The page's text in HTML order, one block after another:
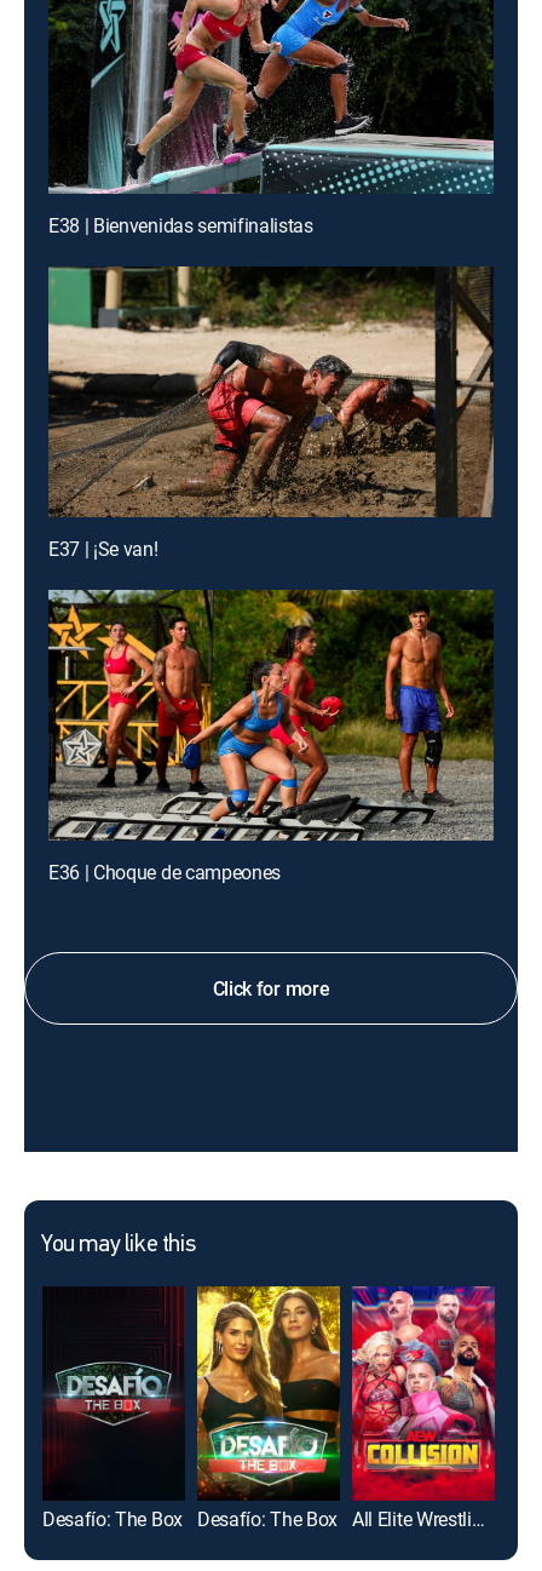
E38 | Bienvenidas semifinalistas
E37 | ¡Se van!
E36 | Choque de campeones
Click for more
You may like this
Desafío: The Box Desafío: The Box All Elite Wrestling: Collision